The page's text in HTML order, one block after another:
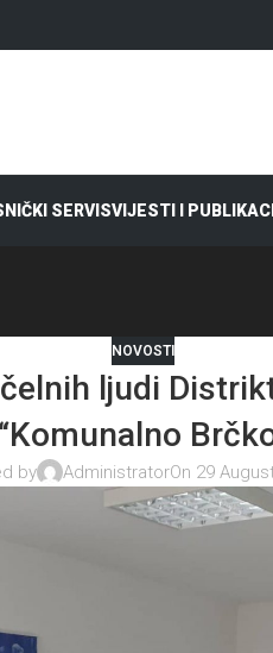
SERVISVIJESTI I
NOVOSTI
ljudi
“Komunalno
by AdministratorOn 29